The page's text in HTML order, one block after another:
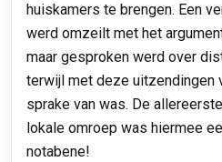
huiskamers te brengen. Een
werd omzeilt met het
maar gesproken werd over
terwijl met deze uitzendingen
sprake van was. De
lokale omroep was hiermee
notabene!